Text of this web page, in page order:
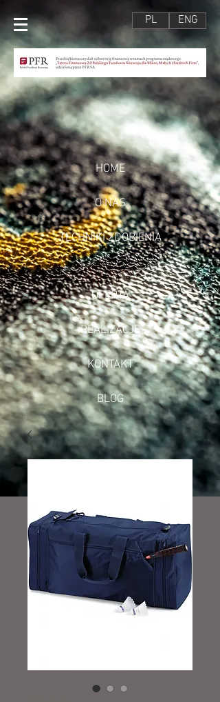
PL ENG
HOME
O NAS
TECHNIKI ZDOBIENIA
OFERTA
REALIZACJE
KONTAKT
BLOG